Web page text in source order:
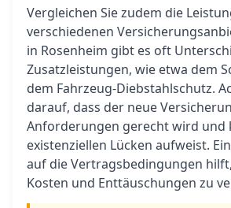
Vergleichen Sie zudem die
verschiedenen
in Rosenheim gibt es oft
Zusatzleistungen, wie etwa dem
dem Fahrzeug-Diebstahlschutz.
darauf, dass der neue
Anforderungen gerecht wird und
existenziellen Lücken aufweist.
auf die Vertragsbedingungen
Kosten und Enttäuschungen zu